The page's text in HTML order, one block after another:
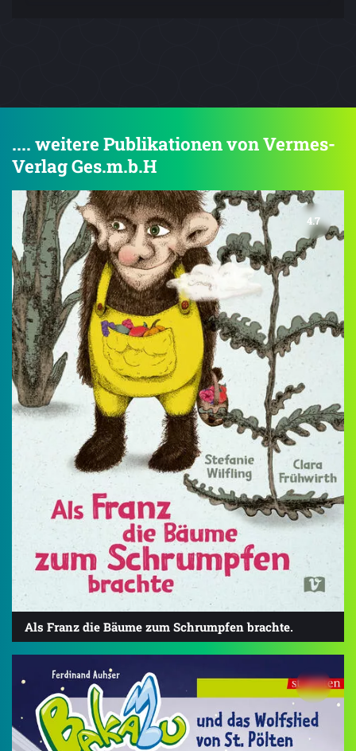
.... weitere Publikationen von Vermes-
Verlag Ges.m.b.H
4.7
Als Franz die Bäume zum Schrumpfen brachte.